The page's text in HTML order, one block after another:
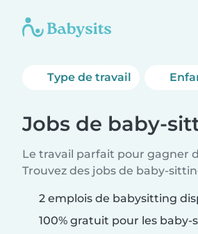
Type de travail
Jobs de baby-
Le travail parfait pour gagner
Trouvez des jobs de baby-
2 emplois de babysitting
100% gratuit pour les baby-